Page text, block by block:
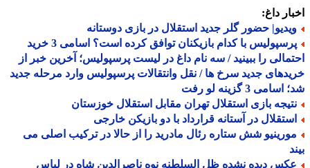
داغ:
حضور گلر جدید استقلال در بازی دوستانه
پرسپولیس با کدام بازیکنان توافق کرده است؟ اسامی 3 خرید
را ببینید / سه نام داغ در لیست پرسپولیس؛ آخرین خبر از
جدید سرخ ها / نقل وانتقالات پرسپولیس وارد مرحله جدید
3 گزینه لو رفت
بازی استقلال تهران مقابل استقلال خوزستان
در آستانه قرارداد با دو بازیکن خارجی
شش ستاره رئال مادرید را از حالا در ترکیب اصلی می
دیده نشده ظل السلطنه نوه ناصرالدین شاه در لباس